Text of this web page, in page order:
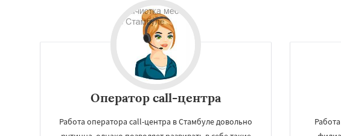
Карачи Гуанчжоу Шэньчжэнь
Оператор call-центра
Работа оператора call-центра в Стамбуле довольно